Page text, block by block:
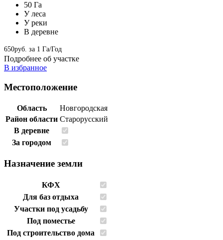
50 Га
У леса
У реки
В деревне
650руб. за 1 Га/Год
Подробнее об участке
В избранное
Местоположение
Область
Новгородская
Район области Старорусский
В деревне
За городом
Назначение земли
КФХ
Для баз отдыха
Участки под усадьбу
Под поместье
Под строительство дома